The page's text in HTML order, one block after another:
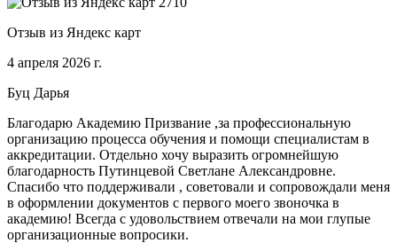
Отзыв из Яндекс карт
4 апреля 2026 г.
Буц Дарья
Благодарю Академию Призвание ,за профессиональную
организацию процесса обучения и помощи специалистам в
аккредитации. Отдельно хочу выразить огромнейшую
благодарность Путинцевой Светлане Александровне.
Спасибо что поддерживали , советовали и сопровождали меня
в оформлении документов с первого моего звоночка в
академию! Всегда с удовольствием отвечали на мои глупые
организационные вопросики.